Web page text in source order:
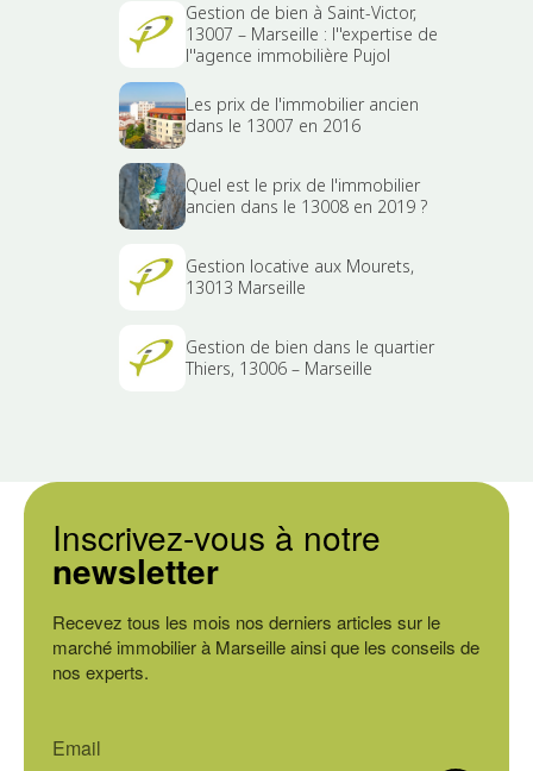
Gestion de bien à Saint-Victor,
13007 – Marseille : l''expertise de
l''agence immobilière Pujol
Les prix de l'immobilier ancien
dans le 13007 en 2016
Quel est le prix de l'immobilier
ancien dans le 13008 en 2019 ?
Gestion locative aux Mourets,
13013 Marseille
Gestion de bien dans le quartier
Thiers, 13006 – Marseille
Inscrivez-vous à notre
newsletter
Recevez tous les mois nos derniers articles sur le
marché immobilier à Marseille ainsi que les conseils de
nos experts.